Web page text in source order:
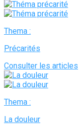
Thema :
Précarités
Consulter les articles
Thema :
La douleur